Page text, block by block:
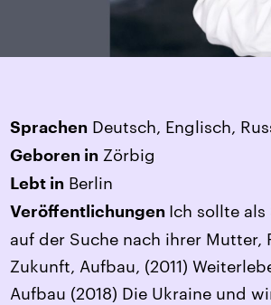
Sprachen Deutsch, Englisch,
Geboren in Zörbig
Lebt in Berlin
Veröffentlichungen Ich sollte als
auf der Suche nach ihrer Mutter,
Zukunft, Aufbau, (2011)
Aufbau (2018) Die Ukraine und